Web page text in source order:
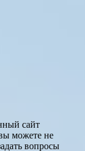
сайт
можете не
вопросы